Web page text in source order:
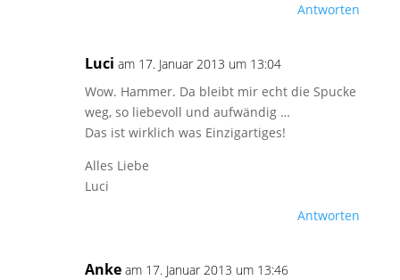
Antworten
Luci am 17. Januar 2013 um 13:04
Wow. Hammer. Da bleibt mir echt die Spucke
weg, so liebevoll und aufwändig …
Das ist wirklich was Einzigartiges!
Alles Liebe
Luci
Antworten
Anke am 17. Januar 2013 um 13:46